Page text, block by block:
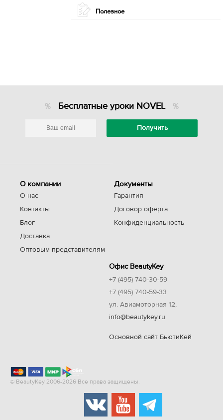
Полезное
Бесплатные уроки NOVEL
О компании
О нас
Контакты
Блог
Доставка
Оптовым представителям
Документы
Гарантия
Договор оферта
Конфиденциальность
Офис BeautyKey
+7 (495) 740-30-59
+7 (495) 740-59-33
ул. Авиамоторная 12,
info@beautykey.ru
Основной сайт БьютиКей
© BeautyKey 2006-2026 Все права защищены.